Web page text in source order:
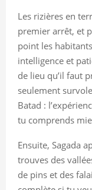
Les rizières en
premier arrêt, et
point les
intelligence et
de lieu qu’il faut
seulement
Batad :
tu comprends
Ensuite, Sagada
trouves des
de pins et des